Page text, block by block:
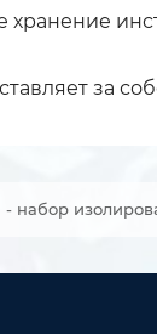
хранение
за
- набор